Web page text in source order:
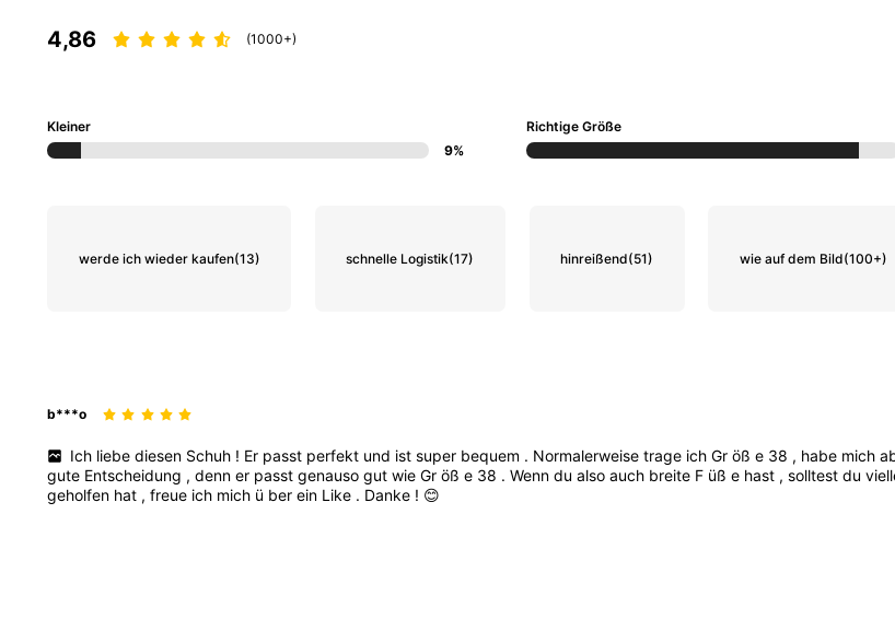
4,86 (1000+)
Kleiner
9%
Richtige Größe
werde ich wieder kaufen(13) schnelle Logistik(17) hinreißend(51) wie auf dem Bild(100+)
b***o
Ich liebediesen Schuh ! Er passt perfekt und istsuper bequem . Normalerweisetrage ichGröße 38 , habe mich
gute Entscheidung , denn er passt genauso gut wie Gr öß e 38 . Wenn du also auch breite F üß e hast , solltest du
geholfen hat , freue ich mich ü ber ein Like . Danke ! 😊